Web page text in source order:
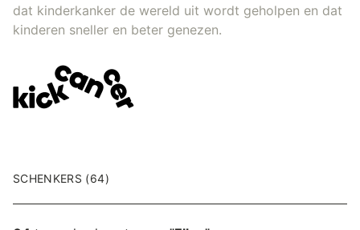
dat kinderkanker de wereld uit wordt geholpen en dat
kinderen sneller en beter genezen.
SCHENKERS (64)